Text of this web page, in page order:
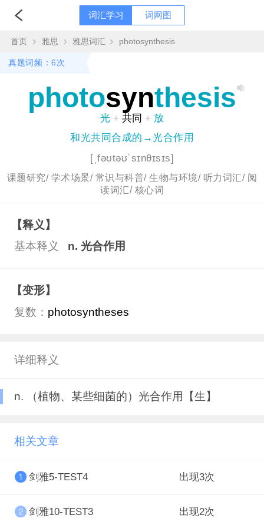
词汇学习 词网图
首页 雅思 雅思词汇 photosynthesis
真题词频：6次
photosynthesis
光 + 共同 + 放
和光共同合成的→光合作用
[ˌfəʊtəʊˈsɪnθɪsɪs]
课题研究/ 学术场景/ 常识与科普/ 生物与环境/ 听力词汇/ 阅
读词汇/ 核心词
【释义】
基本释义
n. 光合作用
【变形】
复数： photosyntheses
详细释义
n. （植物、某些细菌的）光合作用【生】
相关文章
剑雅5-TEST4 出现3次
剑雅10-TEST3 出现2次